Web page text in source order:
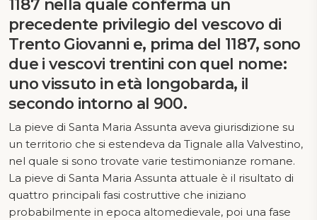
1187 nella quale conferma un
precedente privilegio del vescovo di
Trento Giovanni e, prima del 1187, sono
due i vescovi trentini con quel nome:
uno vissuto in età longobarda, il
secondo intorno al 900.
La pieve di Santa Maria Assunta aveva giurisdizione su
un territorio che si estendeva da Tignale alla Valvestino,
nel quale si sono trovate varie testimonianze romane.
La pieve di Santa Maria Assunta attuale è il risultato di
quattro principali fasi costruttive che iniziano
probabilmente in epoca altomedievale, poi una fase